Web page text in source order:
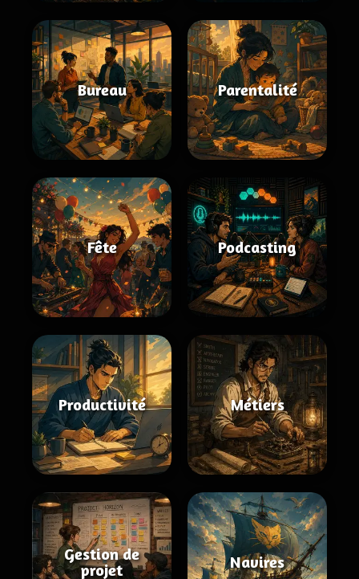
Bureau Parentalité
Fête Podcasting
Productivité Métiers
Gestion de
projet
Navires